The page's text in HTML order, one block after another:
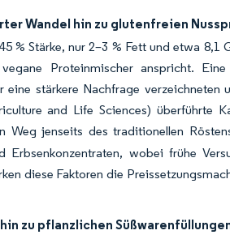
Wandel hin zu glutenfreien
% Stärke, nur 2–3 % Fett und etwa
vegane Proteinmischer anspricht.
eine stärkere Nachfrage
and Life Sciences) überführte
Weg jenseits des traditionellen
Erbsenkonzentraten, wobei frühe
diese Faktoren die
zu pflanzlichen